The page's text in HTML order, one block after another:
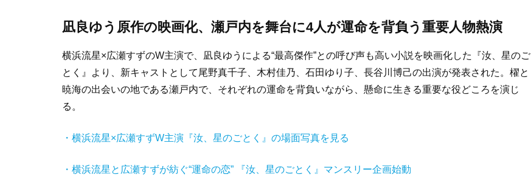
凪良ゆう原作の映画化、瀬戸内を舞台に4人が運命を背負う重要人物熱演
横浜流星×広瀬すずのW主演で、凪良ゆうによる“最高傑作”との呼び声も高い小説を映画化した『汝、星のご
とく』より、新キャストとして尾野真千子、木村佳乃、石田ゆり子、長谷川博己の出演が発表された。櫂と
暁海の出会いの地である瀬戸内で、それぞれの運命を背負いながら、懸命に生きる重要な役どころを演じ
る。
・横浜流星×広瀬すずW主演『汝、星のごとく』の場面写真を見る
・横浜流星と広瀬すずが紡ぐ“運命の恋” 『汝、星のごとく』マンスリー企画始動